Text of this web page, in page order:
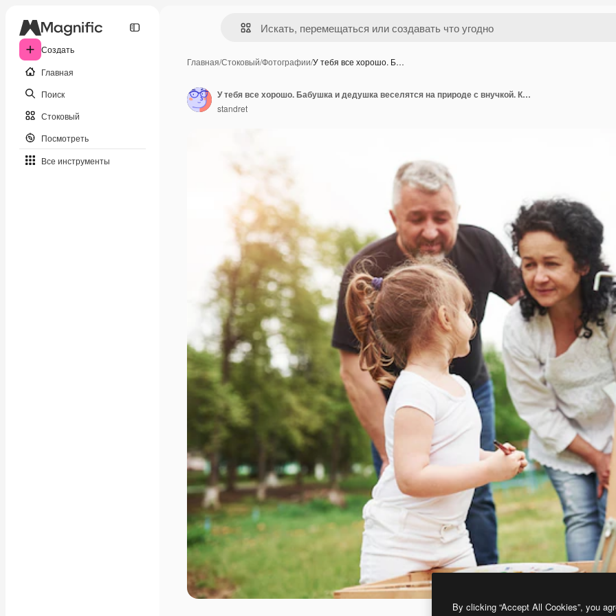
Создать
Главная
Поиск
Стоковый
Посмотреть
Все инструменты
Главная/Стоковый/Фотографии/У тебя все хорошо. Б…
У тебя все хорошо. Бабушка и дедушка веселятся на природе с внучкой. Концепция живописи
standret
By clicking “Accept All Cookies”, you